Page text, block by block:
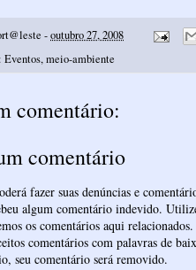
-outubro 27, 2008
Eventos,meio-ambiente
comentário:
comentário
fazer suas denúncias e
algum comentário indevido.
os comentários aqui relacionados.
comentários com palavras de
seu comentário será removido.